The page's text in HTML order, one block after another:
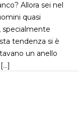
Allora sei nel
quasi
specialmente
tendenza si è
un anello